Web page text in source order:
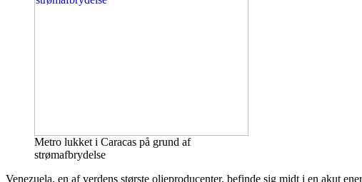
Metro lukket i Caracas på grund af
strømafbrydelse
Venezuela, en af verdens største olieproducenter, befinde sig midt i en akut